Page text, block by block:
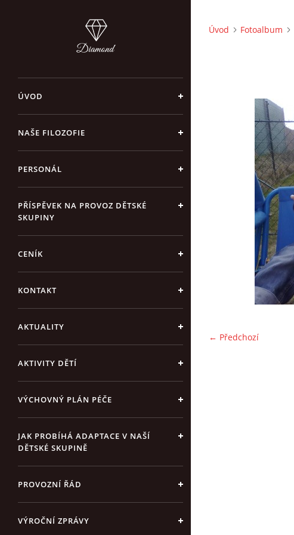
ÚVOD
NAŠE FILOZOFIE
PERSONÁL
PŘÍSPĚVEK NA PROVOZ DĚTSKÉ
SKUPINY
CENÍK
KONTAKT
AKTUALITY
AKTIVITY DĚTÍ
VÝCHOVNÝ PLÁN PÉČE
JAK PROBÍHÁ ADAPTACE V NAŠÍ
DĚTSKÉ SKUPINĚ
PROVOZNÍ ŘÁD
VÝROČNÍ ZPRÁVY
Úvod Fotoalbum
← Předchozí